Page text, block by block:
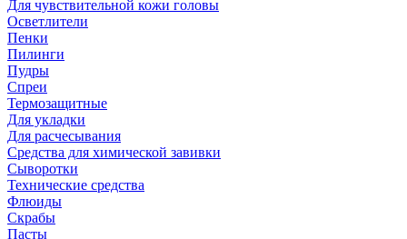
Для чувствительной кожи головы
Осветлители
Пенки
Пилинги
Пудры
Спреи
Термозащитные
Для укладки
Для расчесывания
Средства для химической завивки
Сыворотки
Технические средства
Флюиды
Скрабы
Пасты